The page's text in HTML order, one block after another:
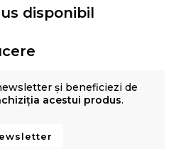
disponibil
și beneficiezi de
acestui produs.